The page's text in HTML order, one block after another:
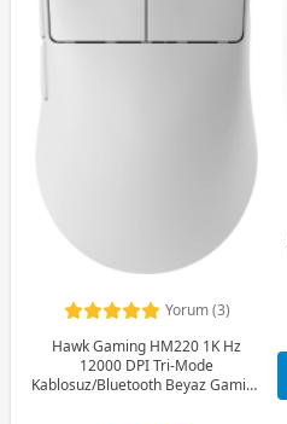
Yorum (3)
Hawk Gaming HM220 1K Hz
12000 DPI Tri-Mode
Kablosuz/Bluetooth Beyaz Gaming